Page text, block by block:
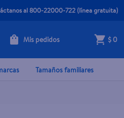
al 800-22000-722(línea gratuita)
Mis pedidos $ 0
Tamaños familiares
+ Agregar